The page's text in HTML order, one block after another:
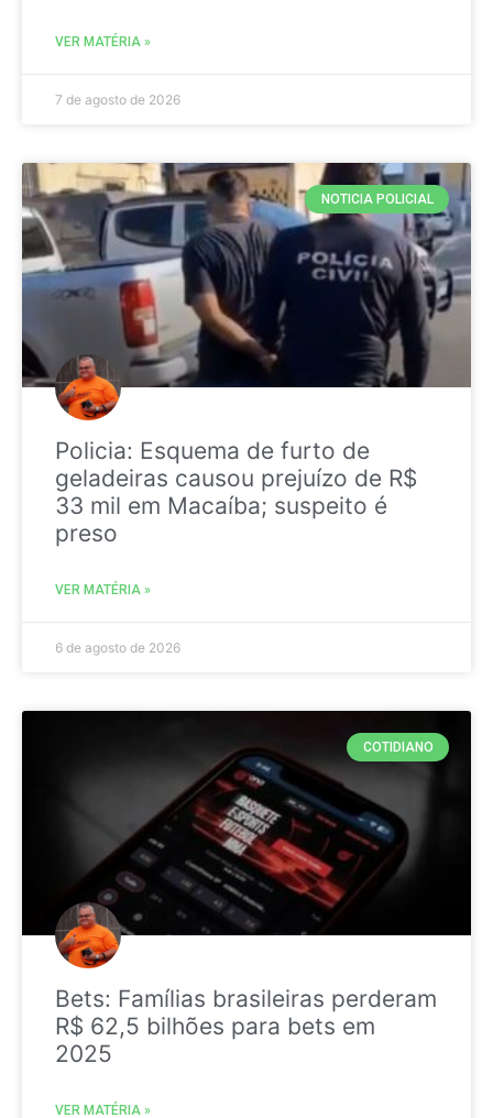
VER MATÉRIA »
7 de agosto de 2026
NOTICIA POLICIAL
Policia: Esquema de furto de
geladeiras causou prejuízo de R$
33 mil em Macaíba; suspeito é
preso
VER MATÉRIA »
6 de agosto de 2026
COTIDIANO
Bets: Famílias brasileiras perderam
R$ 62,5 bilhões para bets em
2025
VER MATÉRIA »